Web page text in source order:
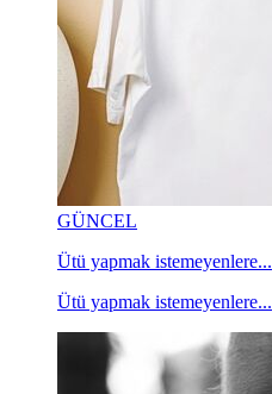
GÜNCEL
Ütü yapmak istemeyenlere...
Ütü yapmak istemeyenlere...